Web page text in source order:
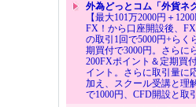
外為どっとコム「外貨ネ
【最大101万2000円＋
FX！から口座開設後、
の取引1回で5000円+らく
期買付で3000円。さらに
200FXポイント＆定期買
イント。さらに取引量に
加え、スクール受講と理
で1000円、CFD開設と取